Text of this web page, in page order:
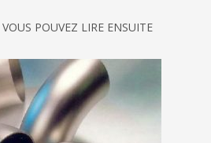
POUVEZ LIRE ENSUITE